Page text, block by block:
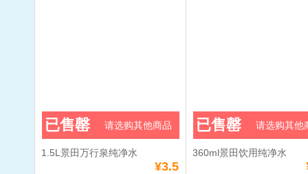
1.5L景田万行泉纯净水
¥3.5
已售罄 请选购其他商品
360ml景田饮用纯净水
已售罄 请选购其他